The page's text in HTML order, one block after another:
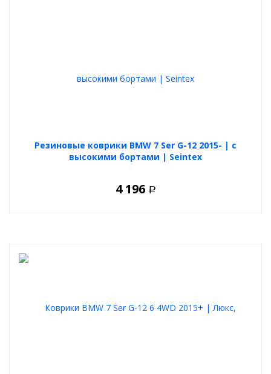
Резиновые коврики BMW 7 Ser G-12 2015- | с
высокими бортами | Seintex
4 196 Р